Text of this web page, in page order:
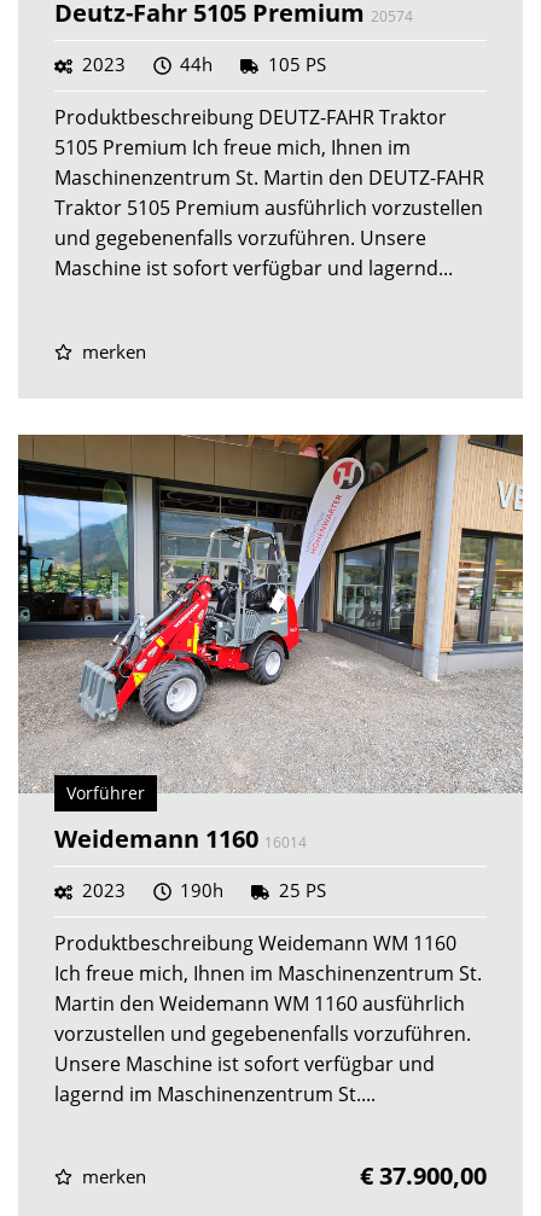
Deutz-Fahr 5105 Premium 20574
2023 44h 105 PS
Produktbeschreibung DEUTZ-FAHR Traktor
5105 Premium Ich freue mich, Ihnen im
Maschinenzentrum St. Martin den DEUTZ-FAHR
Traktor 5105 Premium ausführlich vorzustellen
und gegebenenfalls vorzuführen. Unsere
Maschine ist sofort verfügbar und lagernd...
merken
Vorführer
Weidemann 1160 16014
2023 190h 25 PS
Produktbeschreibung Weidemann WM 1160
Ich freue mich, Ihnen im Maschinenzentrum St.
Martin den Weidemann WM 1160 ausführlich
vorzustellen und gegebenenfalls vorzuführen.
Unsere Maschine ist sofort verfügbar und
lagernd im Maschinenzentrum St....
merken € 37.900,00